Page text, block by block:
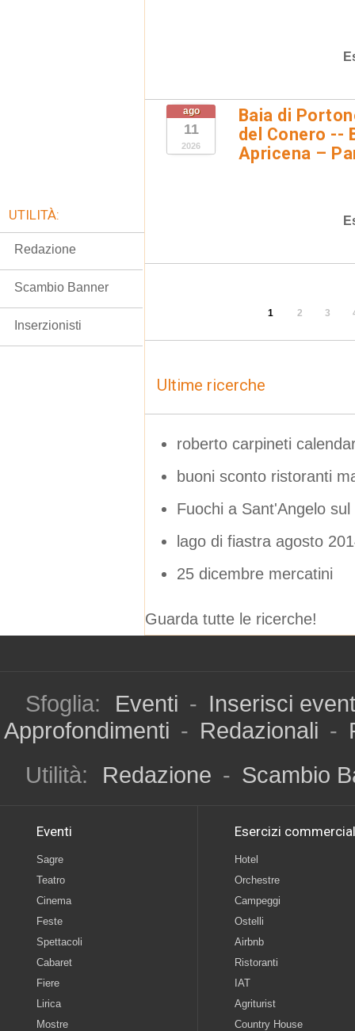
ago
11
2026
Baia di
del Conero --
Apricena –
1 2 3
Ultime ricerche
roberto carpineti
buoni sconto ristoranti
Fuochi a Sant'Angelo sul
lago di fiastra agosto
25 dicembre mercatini
Guarda tutte le ricerche!
UTILITÀ:
Redazione
Scambio Banner
Inserzionisti
Sfoglia: Eventi - Inserisci
Approfondimenti - Redazionali -
Utilità:
Redazione - Scambio
Eventi
Sagre
Teatro
Cinema
Feste
Spettacoli
Cabaret
Fiere
Lirica
Mostre
Esercizi
Hotel
Orchestre
Campeggi
Ostelli
Airbnb
Ristoranti
IAT
Agriturist
Country House